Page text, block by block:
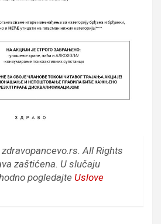
All Rights
zaštićena. U slučaju
pogledajte Uslove